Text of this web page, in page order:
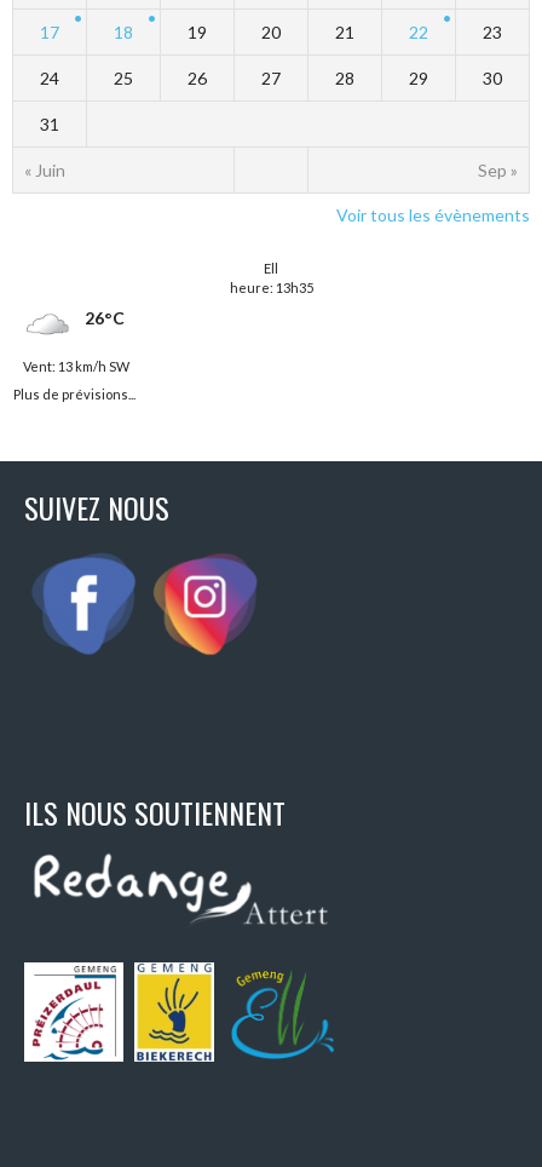
« Juin Sep »
17 18 19 20 21 22 23
24 25 26 27 28 29 30
31
Voir tous les évènements
Ell
heure: 13h35
26°C
Vent: 13 km/h SW
Plus de prévisions...
SUIVEZ NOUS
ILS NOUS SOUTIENNENT